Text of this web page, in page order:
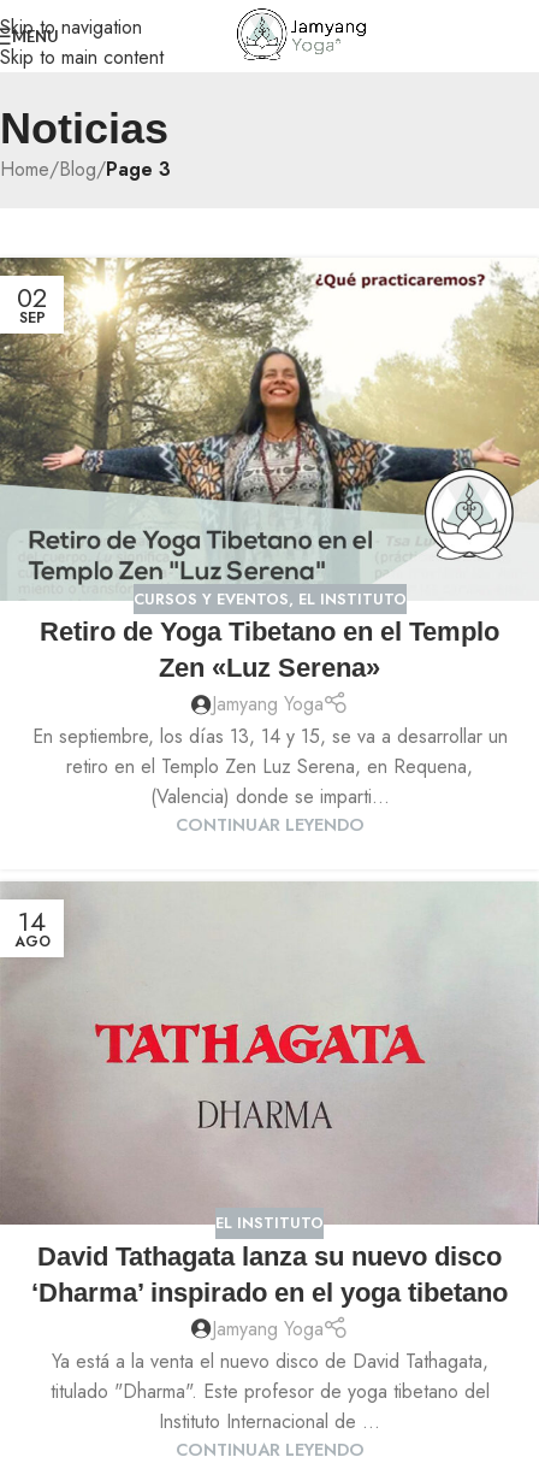
Skip to navigation
Skip to main content
MENU
Noticias
Home/Blog/Page 3
02
SEP
CURSOS Y EVENTOS, EL INSTITUTO
Retiro de Yoga Tibetano en el Templo
Zen «Luz Serena»
Jamyang Yoga
En septiembre, los días 13, 14 y 15, se va a desarrollar un
retiro en el Templo Zen Luz Serena, en Requena,
(Valencia) donde se imparti...
CONTINUAR LEYENDO
14
AGO
EL INSTITUTO
David Tathagata lanza su nuevo disco
‘Dharma’ inspirado en el yoga tibetano
Jamyang Yoga
Ya está a la venta el nuevo disco de David Tathagata,
titulado "Dharma". Este profesor de yoga tibetano del
Instituto Internacional de ...
CONTINUAR LEYENDO